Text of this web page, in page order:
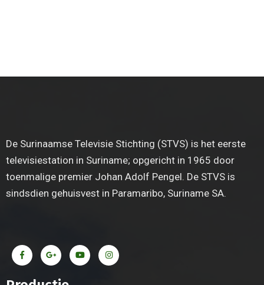
De Surinaamse Televisie Stichting (STVS) is het eerste
televisiestation in Suriname; opgericht in 1965 door
toenmalige premier Johan Adolf Pengel. De STVS is
sindsdien gehuisvest in Paramaribo, Suriname SA.